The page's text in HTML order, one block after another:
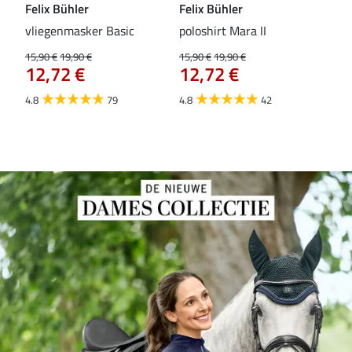
Felix Bühler
vliegenmasker Basic
15,90 €19,90 €
12,72 €
4.8 79
Felix Bühler
poloshirt Mara II
15,90 €19,90 €
12,72 €
4.8 42